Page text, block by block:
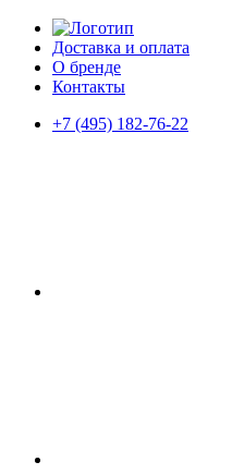
Доставка и оплата
О бренде
Контакты
+7 (495) 182-76-22